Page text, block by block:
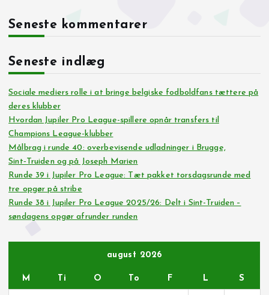
Seneste kommentarer
Seneste indlæg
Sociale mediers rolle i at bringe belgiske fodboldfans tættere på
deres klubber
Hvordan Jupiler Pro League-spillere opnår transfers til
Champions League-klubber
Målbrag i runde 40: overbevisende udladninger i Brugge,
Sint‑Truiden og på Joseph Marien
Runde 39 i Jupiler Pro League: Tæt pakket torsdagsrunde med
tre opgør på stribe
Runde 38 i Jupiler Pro League 2025/26: Delt i Sint-Truiden –
søndagens opgør afrunder runden
august 2026
M Ti O To F L S